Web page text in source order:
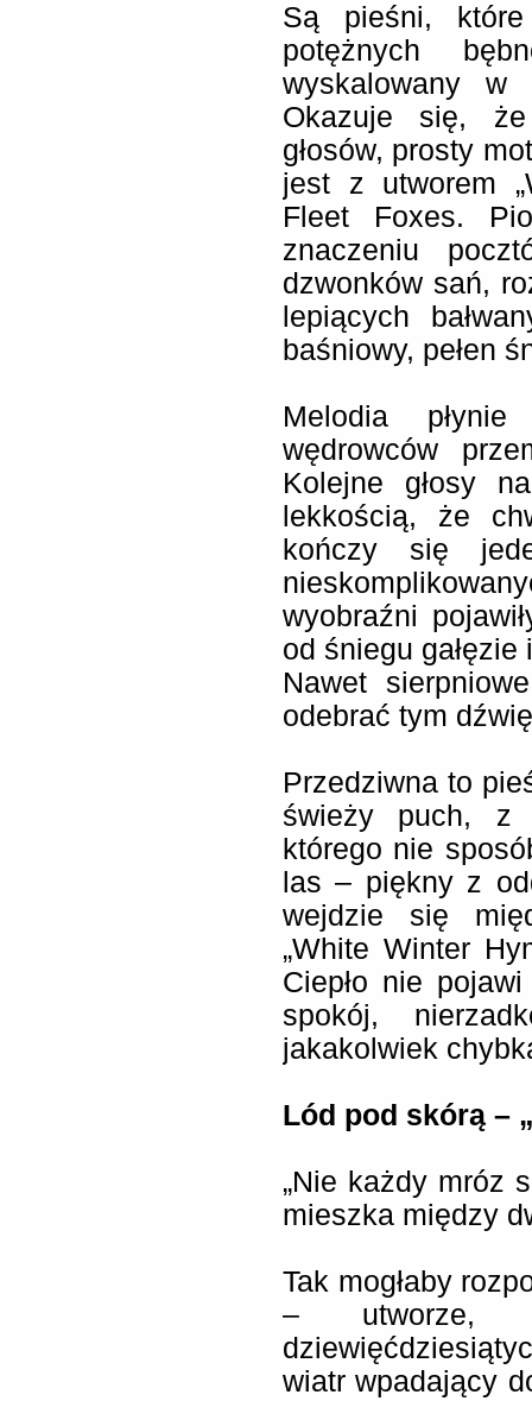
Są pieśni,
potężnych
wyskalowany w
Okazuje się,
głosów, prosty
jest z utworem
Fleet Foxes.
znaczeniu
dzwonków sań,
lepiących
baśniowy, pełen
Melodia
wędrowców
Kolejne głosy
lekkością, że
kończy się
wyobraźni
od śniegu
Nawet
odebrać tym
Przedziwna to
świeży puch, z
którego nie
las – piękny z
wejdzie się
„White Winter
Ciepło nie
spokój,
jakakolwiek
Lód pod skórą –
„Nie każdy mróz
mieszka między
Tak mogłaby
– utworze,
wiatr wpadający